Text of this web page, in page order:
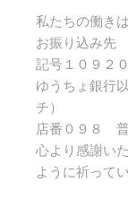
私たちの働き
お振り込み
記号１０９２
ゆうちょ銀行
チ）
店番０９８
心より感謝い
ように祈ってい